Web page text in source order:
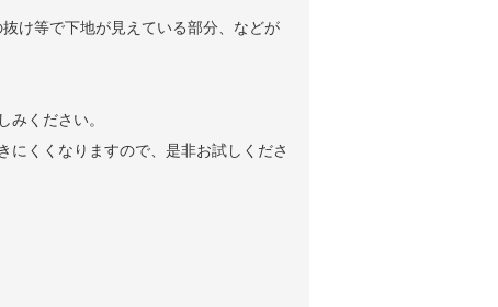
け等で下地が見えている部分、などが
ください。
にくくなりますので、是非お試しくださ